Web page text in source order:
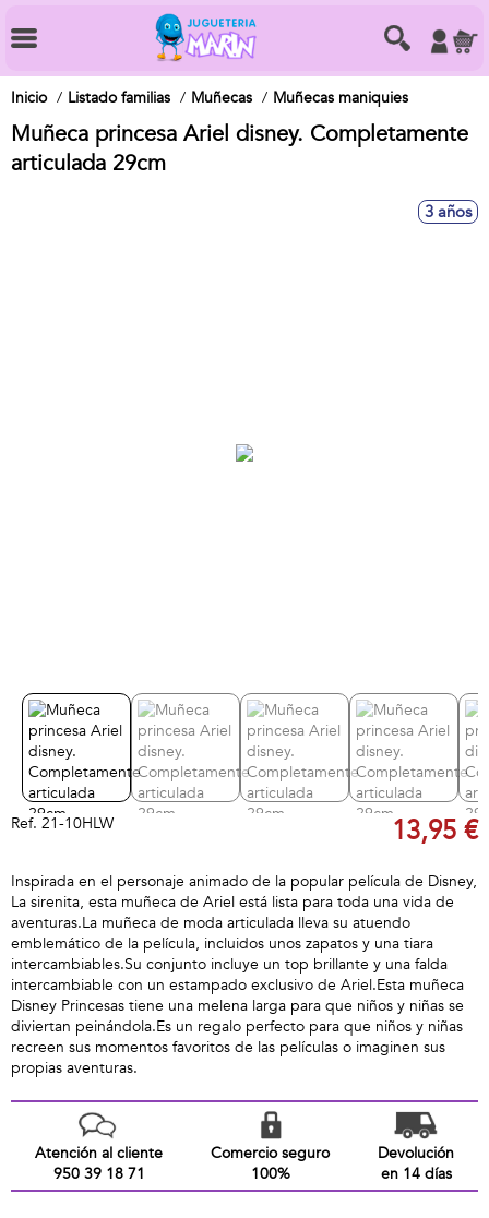
Inicio Listado familias Muñecas Muñecas maniquies
Muñeca princesa Ariel disney. Completamente
articulada 29cm
3 años
Ref. 21-10HLW 13,95 €
Inspirada en el personaje animado de la popular película de Disney,
La sirenita, esta muñeca de Ariel está lista para toda una vida de
aventuras.La muñeca de moda articulada lleva su atuendo
emblemático de la película, incluidos unos zapatos y una tiara
intercambiables.Su conjunto incluye un top brillante y una falda
intercambiable con un estampado exclusivo de Ariel.Esta muñeca
Disney Princesas tiene una melena larga para que niños y niñas se
diviertan peinándola.Es un regalo perfecto para que niños y niñas
recreen sus momentos favoritos de las películas o imaginen sus
propias aventuras.
Atención al cliente
950 39 18 71
Comercio seguro
100%
Devolución
en 14 días